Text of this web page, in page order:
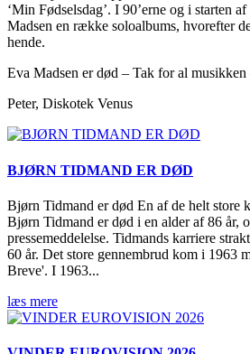
‘Min Fødselsdag’. I 90’erne og i starten
Madsen en række soloalbums, hvorefter
hende.
Eva Madsen er død – Tak for al
Peter, Diskotek Venus
BJØRN TIDMAND ER DØD
Bjørn Tidmand er død En af de helt store
Bjørn Tidmand er død i en alder af 86 år,
pressemeddelelse. Tidmands karriere
60 år. Det store gennembrud kom i 1963
Breve'. I 1963...
læs mere